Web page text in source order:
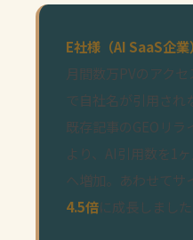
E社様（AI SaaS企
月間数万PVのアク
で自社名が引用され
既存記事のGEOリ
より、AI引用数を1
へ増加。あわせてサ
4.5倍に成長しました